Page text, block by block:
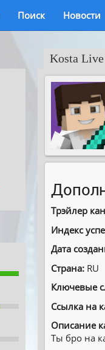
Поиск Новости
Kosta Live
Трэйлер
Индекс
Дата
Страна:RU
Ключевые
Ссылка на
Описание
Ты бро на